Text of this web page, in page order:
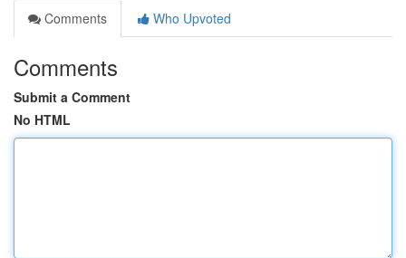
Comments
Who Upvoted
Comments
Submit a Comment
No HTML